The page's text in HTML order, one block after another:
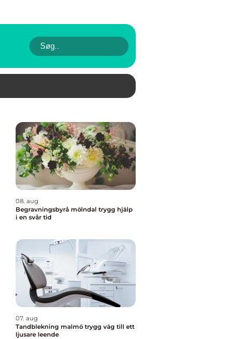
08. aug
Begravningsbyrå mölndal trygg hjälp
i en svår tid
07. aug
Tandblekning malmö trygg väg till ett
ljusare leende